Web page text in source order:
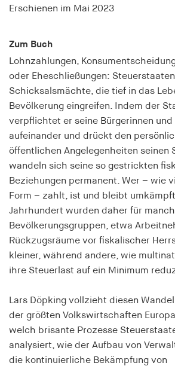
Erschienen im Mai 2023
Zum Buch
Lohnzahlungen,
oder Eheschließungen:
Schicksalsmächte, die tief in das
Bevölkerung eingreifen. Indem der
verpflichtet er seine Bürgerinnen und
aufeinander und drückt den
öffentlichen Angelegenheiten seinen
wandeln sich seine so gestrickten
Beziehungen permanent. Wer – wie
Form – zahlt, ist und bleibt
Jahrhundert wurden daher für
Bevölkerungsgruppen, etwa
Rückzugsräume vor fiskalischer
kleiner, während andere, wie
ihre Steuerlast auf ein Minimum
Lars Döpking vollzieht diesen
der größten Volkswirtschaften
welch brisante Prozesse
analysiert, wie der Aufbau von
die kontinuierliche Bekämpfung von
Name:
Anbieter:
hamburger-edition.de
Speichert den Zustimmungsstatus
für Cookies auf der aktuellen
Cookie Laufzeit:
fe_typo_user
Name:
fe_typo_user
Anbieter:
hamburger-edition.de
Cookie Laufzeit:
fonts_loaded
Name:
fonts_loaded